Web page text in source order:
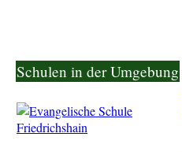
Schulen in der Umgebung